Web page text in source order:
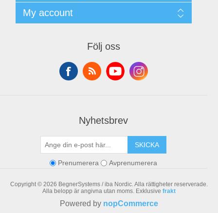
Terms & Conditions
Begner Machines & Mechanical Systems
Downloads
My account
Följ oss
Nyhetsbrev
SKICKA
Prenumerera Avprenumerera
Copyright © 2026 BegnerSystems / iba Nordic. Alla rättigheter reserverade.
Alla belopp är angivna utan moms. Exklusive frakt
Powered by nopCommerce